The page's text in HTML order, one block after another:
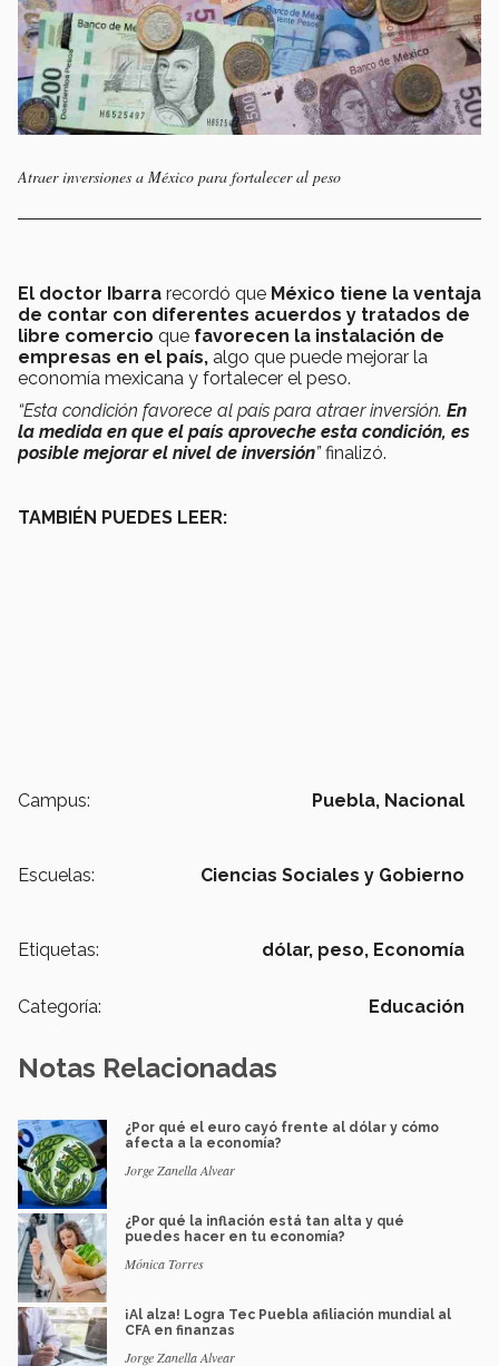
Atraer inversiones a México para fortalecer al peso
El doctor Ibarra recordó que México tiene la ventaja
de contar con diferentes acuerdos y tratados de
libre comercio que favorecen la instalación de
empresas en el país, algo que puede mejorar la
economía mexicana y fortalecer el peso.
“Esta condición favorece al país para atraer inversión. En
la medida en que el país aproveche esta condición, es
posible mejorar el nivel de inversión”finalizó.
TAMBIÉN PUEDES LEER:
Campus: Puebla, Nacional
Escuelas: Ciencias Sociales y Gobierno
Etiquetas: dólar, peso, Economía
Categoría: Educación
Notas Relacionadas
¿Por qué el euro cayó frente al dólar y cómo
afecta a la economía?
Jorge Zanella Alvear
¿Por qué la inflación está tan alta y qué
puedes hacer en tu economía?
Mónica Torres
¡Al alza! Logra Tec Puebla afiliación mundial al
CFA en finanzas
Jorge Zanella Alvear